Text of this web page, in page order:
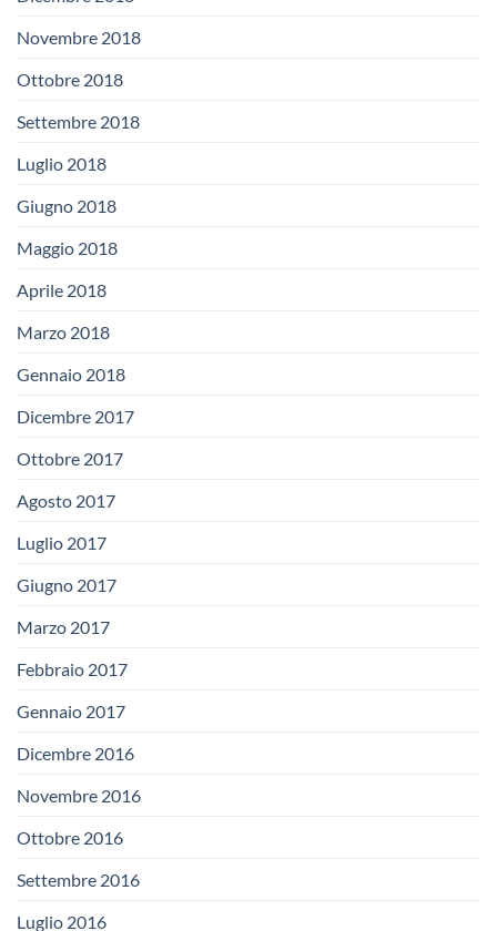
Novembre 2018
Ottobre 2018
Settembre 2018
Luglio 2018
Giugno 2018
Maggio 2018
Aprile 2018
Marzo 2018
Gennaio 2018
Dicembre 2017
Ottobre 2017
Agosto 2017
Luglio 2017
Giugno 2017
Marzo 2017
Febbraio 2017
Gennaio 2017
Dicembre 2016
Novembre 2016
Ottobre 2016
Settembre 2016
Luglio 2016